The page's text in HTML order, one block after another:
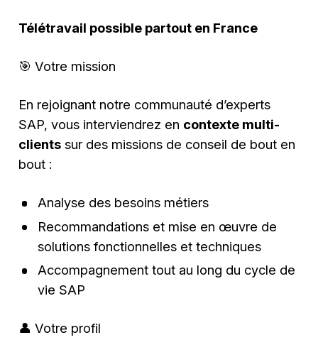
Télétravail possible partout en France
🎯 Votre mission
En rejoignant notre communauté d’experts
SAP, vous interviendrez en contexte multi-
clients sur des missions de conseil de bout en
bout :
Analyse des besoins métiers
Recommandations et mise en œuvre de
solutions fonctionnelles et techniques
Accompagnement tout au long du cycle de
vie SAP
👤 Votre profil